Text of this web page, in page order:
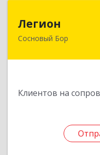
Легион
Сосновый Бор
Клиентов на
188544,